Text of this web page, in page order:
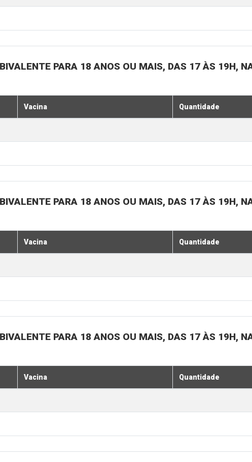
PARA 18 ANOS OU MAIS, DAS 17 ÀS 19H,
Vacina Quantidade
PARA 18 ANOS OU MAIS, DAS 17 ÀS 19H,
Vacina Quantidade
PARA 18 ANOS OU MAIS, DAS 17 ÀS 19H,
Vacina Quantidade